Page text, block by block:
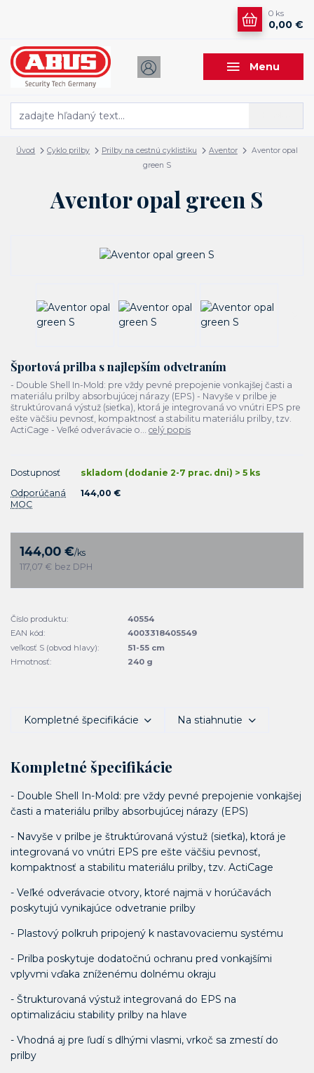
Menu
0 ks
0,00 €
Úvod Cyklo prilby Prilby na cestnú cyklistiku Aventor
Aventor opal
green S
Aventor opal green S
Športová prilba s najlepším odvetraním
- Double Shell In-Mold: pre vždy pevné prepojenie vonkajšej časti a
materiálu prilby absorbujúcej nárazy (EPS) - Navyše v prilbe je
štruktúrovaná výstuž (sieťka), ktorá je integrovaná vo vnútri EPS pre
ešte väčšiu pevnosť, kompaktnosť a stabilitu materiálu prilby, tzv.
ActiCage - Veľké odverávacie o... celý popis
Dostupnosť
skladom (dodanie 2-7 prac. dni) > 5 ks
Odporúčaná
MOC
144,00 €
144,00 €/ks
117,07 € bez DPH
Číslo produktu:
40554
EAN kód:
4003318405549
veľkosť S (obvod hlavy):
51-55 cm
Hmotnosť:
240 g
Kompletné špecifikácie Na stiahnutie
Kompletné špecifikácie
- Double Shell In-Mold: pre vždy pevné prepojenie vonkajšej
časti a materiálu prilby absorbujúcej nárazy (EPS)
- Navyše v prilbe je štruktúrovaná výstuž (sieťka), ktorá je
integrovaná vo vnútri EPS pre ešte väčšiu pevnosť,
kompaktnosť a stabilitu materiálu prilby, tzv. ActiCage
- Veľké odverávacie otvory, ktoré najmä v horúčavách
poskytujú vynikajúce odvetranie prilby
- Plastový polkruh pripojený k nastavovaciemu systému
- Prilba poskytuje dodatočnú ochranu pred vonkajšími
vplyvmi vďaka zníženému dolnému okraju
- Štrukturovaná výstuž integrovaná do EPS na
optimalizáciu stability prilby na hlave
- Vhodná aj pre ľudí s dlhými vlasmi, vrkoč sa zmestí do
prilby